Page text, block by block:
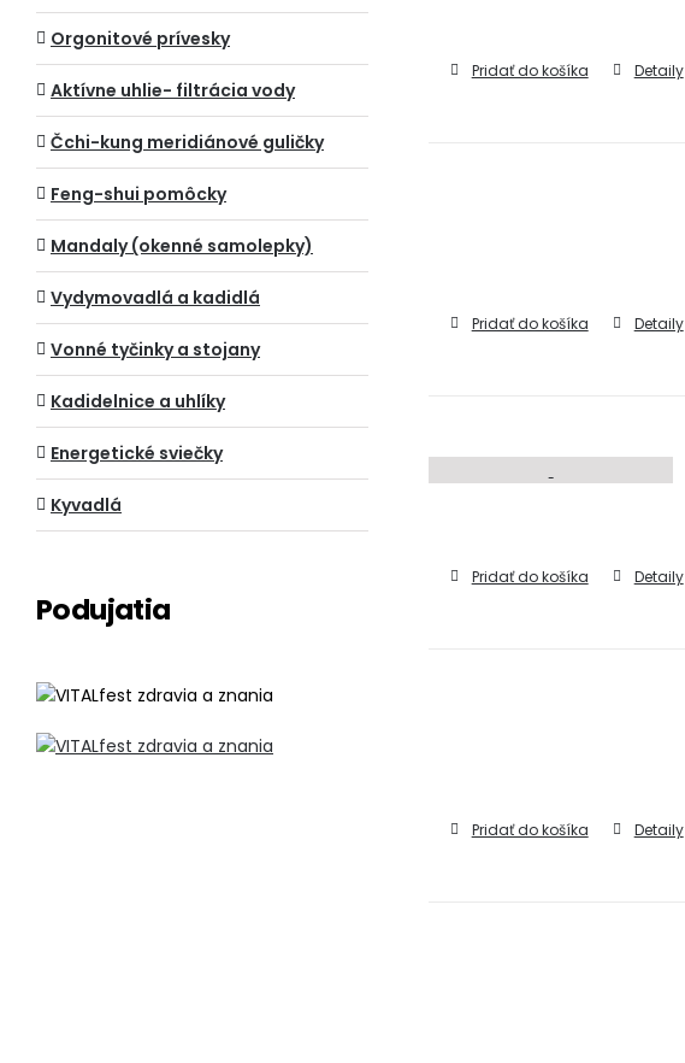
Pridať do košíka Detaily
Pridať do košíka Detaily
Pridať do košíka Detaily
Pridať do košíka Detaily
Orgonitové prívesky
Aktívne uhlie- filtrácia vody
Čchi-kung meridiánové guličky
Feng-shui pomôcky
Mandaly (okenné samolepky)
Vydymovadlá a kadidlá
Vonné tyčinky a stojany
Kadidelnice a uhlíky
Energetické sviečky
Kyvadlá
Podujatia